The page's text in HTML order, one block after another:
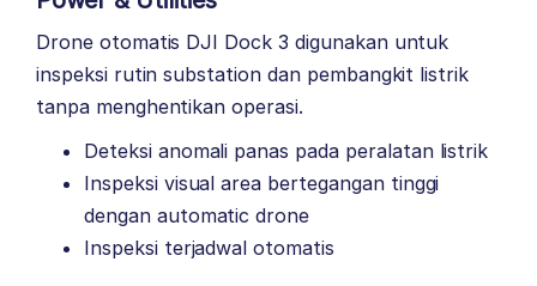
Drone otomatis DJI Dock 3 digunakan untuk
inspeksi rutin substation dan pembangkit listrik
tanpa menghentikan operasi.
Deteksi anomali panas pada peralatan listrik
Inspeksi visual area bertegangan tinggi
dengan automatic drone
Inspeksi terjadwal otomatis